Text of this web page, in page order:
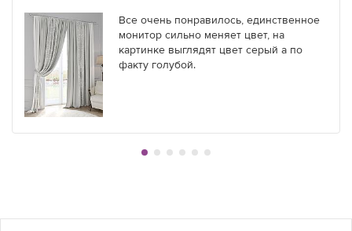
Все очень понравилось, единственное
монитор сильно меняет цвет, на
картинке выглядят цвет серый а по
факту голубой.